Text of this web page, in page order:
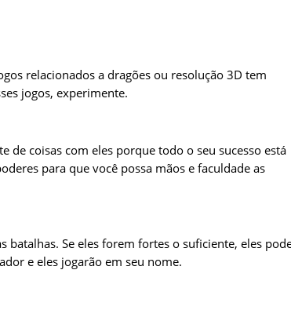
relacionados a dragões ou resolução 3D tem
jogos, experimente.
de coisas com eles porque todo o seu sucesso está
para que você possa mãos e faculdade as
batalhas. Se eles forem fortes o suficiente, eles
e eles jogarão em seu nome.